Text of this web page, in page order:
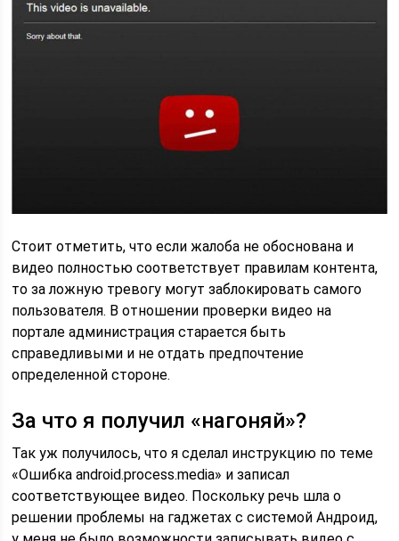
Стоит отметить, что если жалоба не обоснована и
видео полностью соответствует правилам контента,
то за ложную тревогу могут заблокировать самого
пользователя. В отношении проверки видео на
портале администрация старается быть
справедливыми и не отдать предпочтение
определенной стороне.
За что я получил «нагоняй»?
Так уж получилось, что я сделал инструкцию по теме
«Ошибка android.process.media» и записал
соответствующее видео. Поскольку речь шла о
решении проблемы на гаджетах с системой Андроид,